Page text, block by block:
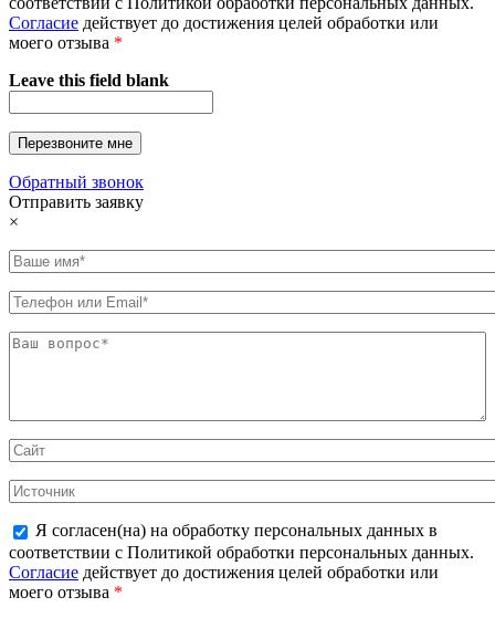
Согласие действует до достижения целей обработки или
моего отзыва *
Leave this field blank
Обратный звонок
Отправить заявку
×
Я согласен(на) на обработку персональных данных в
соответствии с Политикой обработки персональных данных.
Согласие действует до достижения целей обработки или
моего отзыва *